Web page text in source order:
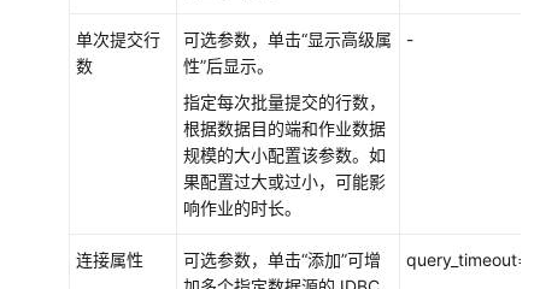
单次提交行
数
可选参数，单击“显示高级属
性”后显示。
指定每次批量提交的行数，
根据数据目的端和作业数据
规模的大小配置该参数。如
果配置过大或过小，可能影
响作业的时长。
-
连接属性
可选参数，单击“添加”可增